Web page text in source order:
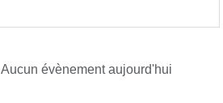
Aucun évènement aujourd'hui